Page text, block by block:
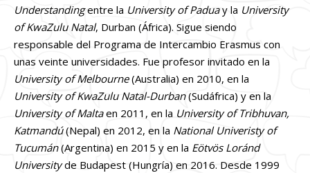
Understandingentre la University of Paduay la University
of KwaZulu Natal, Durban (África). Sigue siendo
responsable del Programa de Intercambio Erasmus con
unas veinte universidades. Fue profesor invitado en la
University of Melbourne(Australia) en 2010, en la
University of KwaZulu Natal-Durban(Sudáfrica) y en la
University of Maltaen 2011, en la University of Tribhuvan,
Katmandú(Nepal) en 2012, en la National Univeristy of
Tucumán(Argentina) en 2015 y en la Eötvös Loránd
Universityde Budapest (Hungría) en 2016. Desde 1999